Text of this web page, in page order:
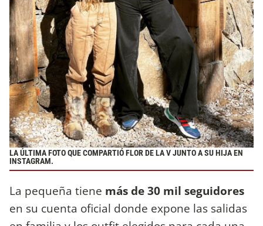
LA ÚLTIMA FOTO QUE COMPARTIÓ FLOR DE LA V JUNTO A SU HIJA EN
INSTAGRAM.
La pequeña tiene más de 30 mil seguidores
en su cuenta oficial donde expone las salidas